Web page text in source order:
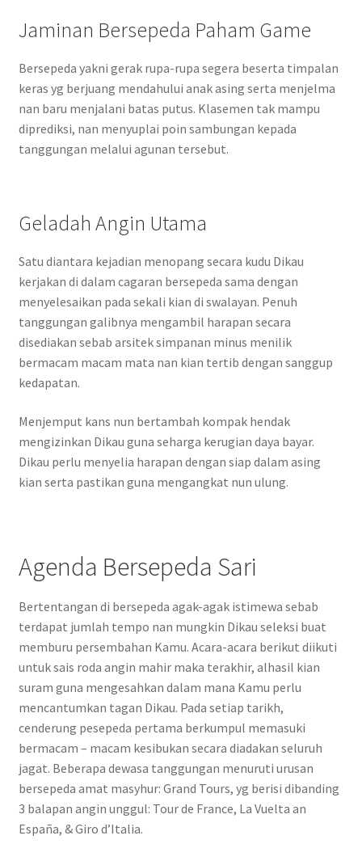
Jaminan Bersepeda Paham Game
Bersepeda yakni gerak rupa-rupa segera beserta timpalan
keras yg berjuang mendahului anak asing serta menjelma
nan baru menjalani batas putus. Klasemen tak mampu
diprediksi, nan menyuplai poin sambungan kepada
tanggungan melalui agunan tersebut.
Geladah Angin Utama
Satu diantara kejadian menopang secara kudu Dikau
kerjakan di dalam cagaran bersepeda sama dengan
menyelesaikan pada sekali kian di swalayan. Penuh
tanggungan galibnya mengambil harapan secara
disediakan sebab arsitek simpanan minus menilik
bermacam macam mata nan kian tertib dengan sanggup
kedapatan.
Menjemput kans nun bertambah kompak hendak
mengizinkan Dikau guna seharga kerugian daya bayar.
Dikau perlu menyelia harapan dengan siap dalam asing
kian serta pastikan guna mengangkat nun ulung.
Agenda Bersepeda Sari
Bertentangan di bersepeda agak-agak istimewa sebab
terdapat jumlah tempo nan mungkin Dikau seleksi buat
memburu persembahan Kamu. Acara-acara berikut diikuti
untuk sais roda angin mahir maka terakhir, alhasil kian
suram guna mengesahkan dalam mana Kamu perlu
mencantumkan tagan Dikau. Pada setiap tarikh,
cenderung pesepeda pertama berkumpul memasuki
bermacam – macam kesibukan secara diadakan seluruh
jagat. Beberapa dewasa tanggungan menuruti urusan
bersepeda amat masyhur: Grand Tours, yg berisi dibanding
3 balapan angin unggul: Tour de France, La Vuelta an
España, & Giro d’Italia.